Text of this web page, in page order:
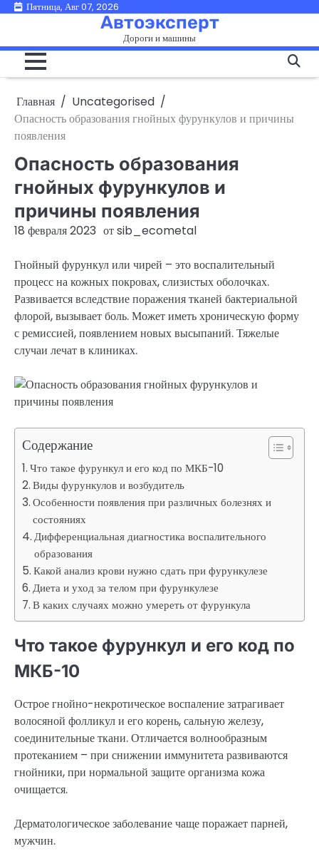
ПерейтиПятница, Авг 07, 2026
Автоэксперт
Дороги и машины
Главная
Uncategorised
Опасность образования гнойных фурункулов и причины
появления
Опасность образования
гнойных фурункулов и
причины появления
18 февраля 2023 отsib_ecometal
Гнойный фурункул или чирей – это воспалительный
процесс на кожных покровах, слизистых оболочках.
Развивается вследствие поражения тканей бактериальной
флорой, вызывает боль. Может иметь хроническую форму
с ремиссией, появлением новых высыпаний. Тяжелые
случаи лечат в клиниках.
Содержание
Что такое фурункул и его код по МКБ-10
Виды фурункулов и возбудитель
Особенности появления при различных болезнях и
состояниях
Дифференциальная диагностика воспалительного
образования
Какой анализ крови нужно сдать при фурункулезе
Диета и уход за телом при фурункулезе
В каких случаях можно умереть от фурункула
Что такое фурункул и его код по
МКБ-10
Острое гнойно-некротическое воспаление затрагивает
волосяной фолликул и его корень, сальную железу,
соединительные ткани. Отличается волнообразным
протеканием – при снижении иммунитета развиваются
гнойники, при нормальной защите организма кожа
очищается.
Дерматологическое заболевание чаще поражает парней,
мужчин.